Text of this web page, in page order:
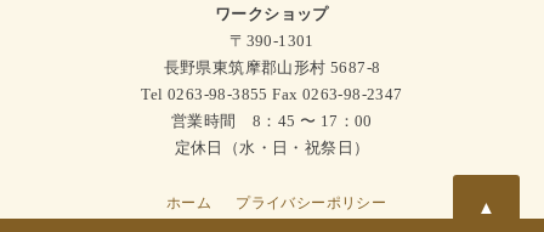
ワークショップ
〒390-1301
長野県東筑摩郡山形村 5687-8
Tel 0263-98-3855 Fax 0263-98-2347
営業時間 8：45 〜 17：00
定休日（水・日・祝祭日）
ホーム プライバシーポリシー ▲